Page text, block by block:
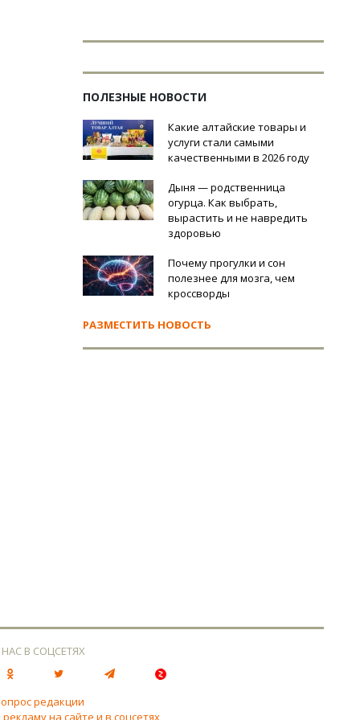
ПОЛЕЗНЫЕ НОВОСТИ
Какие алтайские товары и
услуги стали самыми
качественными в 2026 году
Дыня — родственница
огурца. Как выбрать,
вырастить и не навредить
здоровью
Почему прогулки и сон
полезнее для мозга, чем
кроссворды
РАЗМЕСТИТЬ НОВОСТЬ
В СОЦСЕТЯХ
редакции
на сайте и в соцсетях